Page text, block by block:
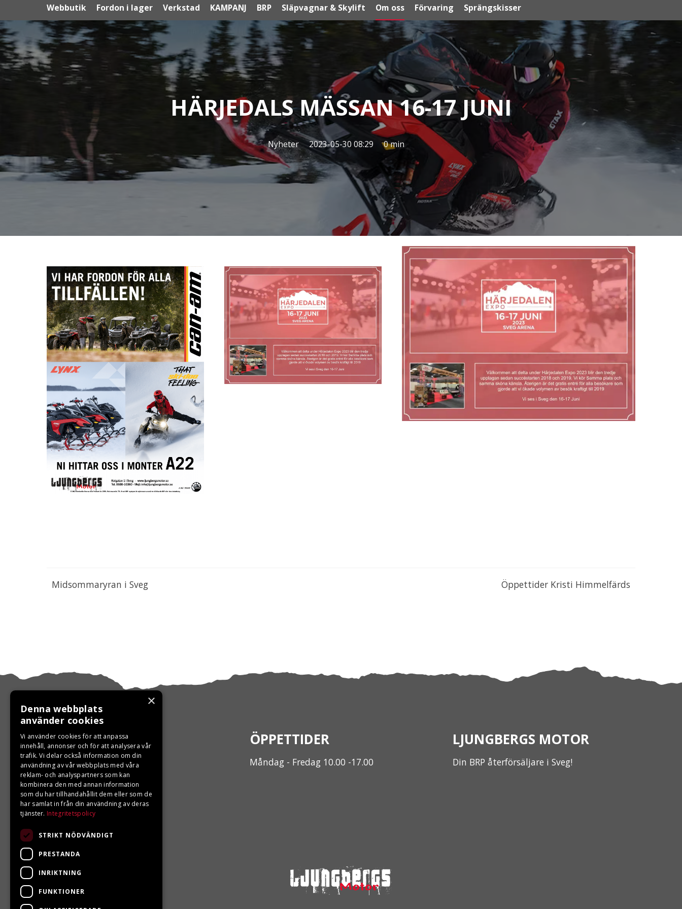
Webbutik Fordon i lager Verkstad KAMPANJ BRP Släpvagnar & Skylift Om oss Förvaring Sprängskisser
HÄRJEDALS MÄSSAN 16-17 JUNI
Nyheter 2023-05-30 08:29 0 min
Midsommaryran i Sveg Öppettider Kristi Himmelfärds
KONTAKTA OSS
Ångra ditt köp
0680-103 60
info@ljungbergsmotor.se
Kolgatan 1C, 842 31 Sveg
ÖPPETTIDER
Måndag - Fredag 10.00 -17.00
LJUNGBERGS MOTOR
Din BRP återförsäljare i Sveg!
×
Denna webbplats
använder cookies
Vi använder cookies för att anpassa
innehåll, annonser och för att analysera vår
trafik. Vi delar också information om din
användning av vår webbplats med våra
reklam- och analyspartners som kan
kombinera den med annan information
som du har tillhandahållit dem eller som de
har samlat in från din användning av deras
tjänster. Integritetspolicy
STRIKT NÖDVÄNDIGT
PRESTANDA
INRIKTNING
FUNKTIONER